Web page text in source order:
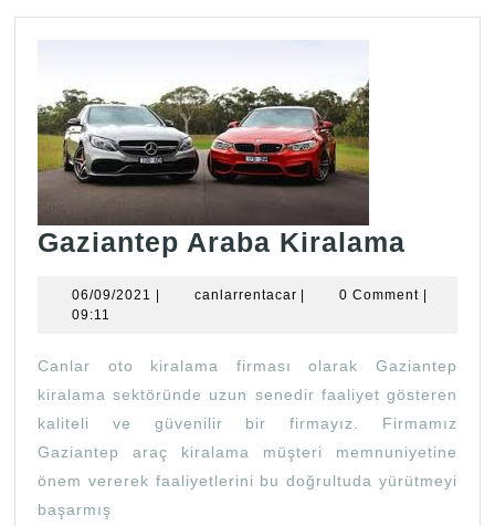
Gaziantep Araba Kiralama
06/09/2021 06/09/2021canlarrentacarcanlarrentacar
0 Comment
09:11
Canlar oto kiralama firması olarak Gaziantep
kiralama sektöründe uzun senedir faaliyet gösteren
kaliteli ve güvenilir bir firmayız. Firmamız
Gaziantep araç kiralama müşteri memnuniyetine
önem vererek faaliyetlerini bu doğrultuda yürütmeyi
başarmış